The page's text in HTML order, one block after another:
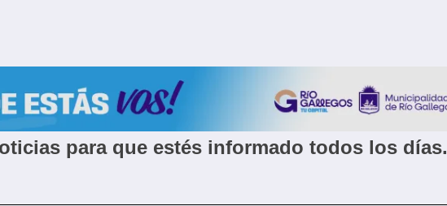
para que estés informado todos los días.